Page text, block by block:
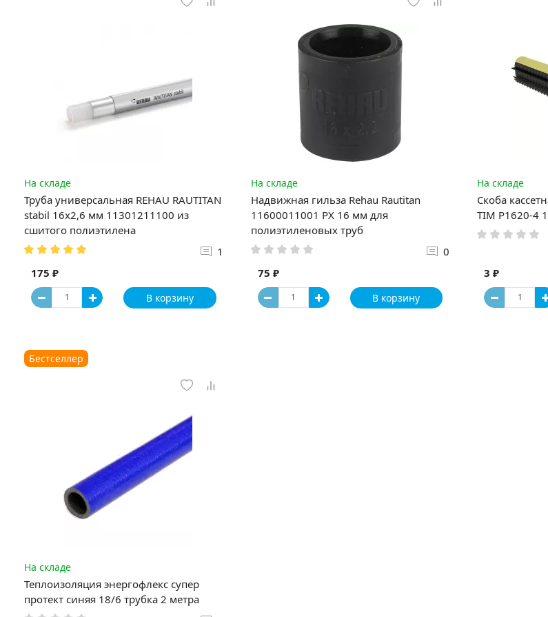
На складе
Труба универсальная REHAU RAUTITAN
stabil 16х2,6 мм 11301211100 из
сшитого полиэтилена
1
175 ₽
В корзину
На складе
Надвижная гильза Rehau Rautitan
11600011001 PX 16 мм для
полиэтиленовых труб
0
75 ₽
В корзину
На складе
Скоба
TIM P1620-4
3 ₽
Бестселлер
На складе
Теплоизоляция энергофлекс супер
протект синяя 18/6 трубка 2 метра